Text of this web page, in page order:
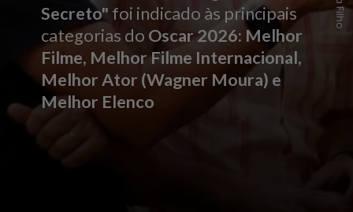
Secreto" foi indicado às principais
categorias do Oscar 2026: Melhor
Filme, Melhor Filme Internacional,
Melhor Ator (Wagner Moura) e
Melhor Elenco